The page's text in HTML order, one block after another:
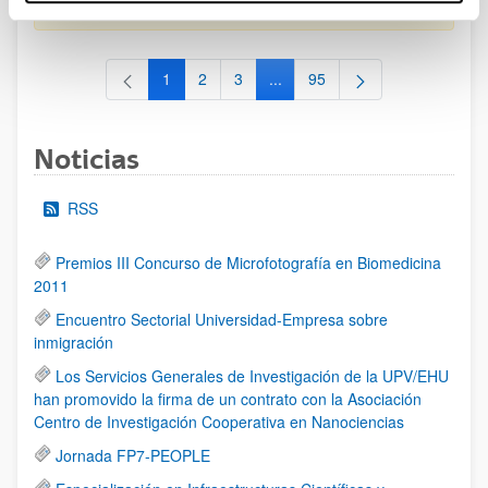
al 30/07/2026 (ambos incluídos)
Página
1 Página
2 Página
3 ...Páginas intermedias Use TAB
Página
95
Noticias
RSS
Premios III Concurso de Microfotografía en Biomedicina
2011
Encuentro Sectorial Universidad-Empresa sobre
inmigración
Los Servicios Generales de Investigación de la UPV/EHU
han promovido la firma de un contrato con la Asociación
Centro de Investigación Cooperativa en Nanociencias
Jornada FP7-PEOPLE